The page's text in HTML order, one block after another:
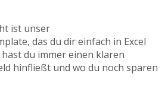
ist unser
das du dir einfach in Excel
du immer einen klaren
hinfließt und wo du noch sparen